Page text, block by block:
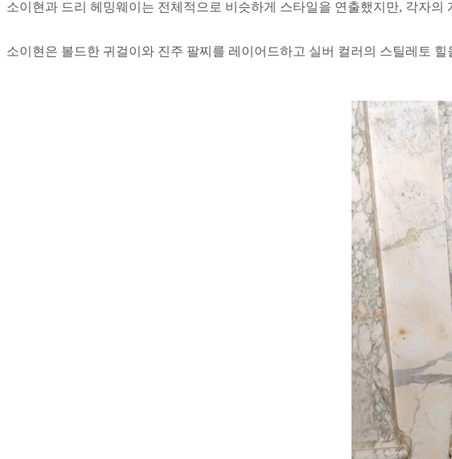
소이현과 드리 헤밍웨이는 전체적으로 비슷하게 스타일을 연출했지만, 각자의
소이현은 볼드한 귀걸이와 진주 팔찌를 레이어드하고 실버 컬러의 스틸레토